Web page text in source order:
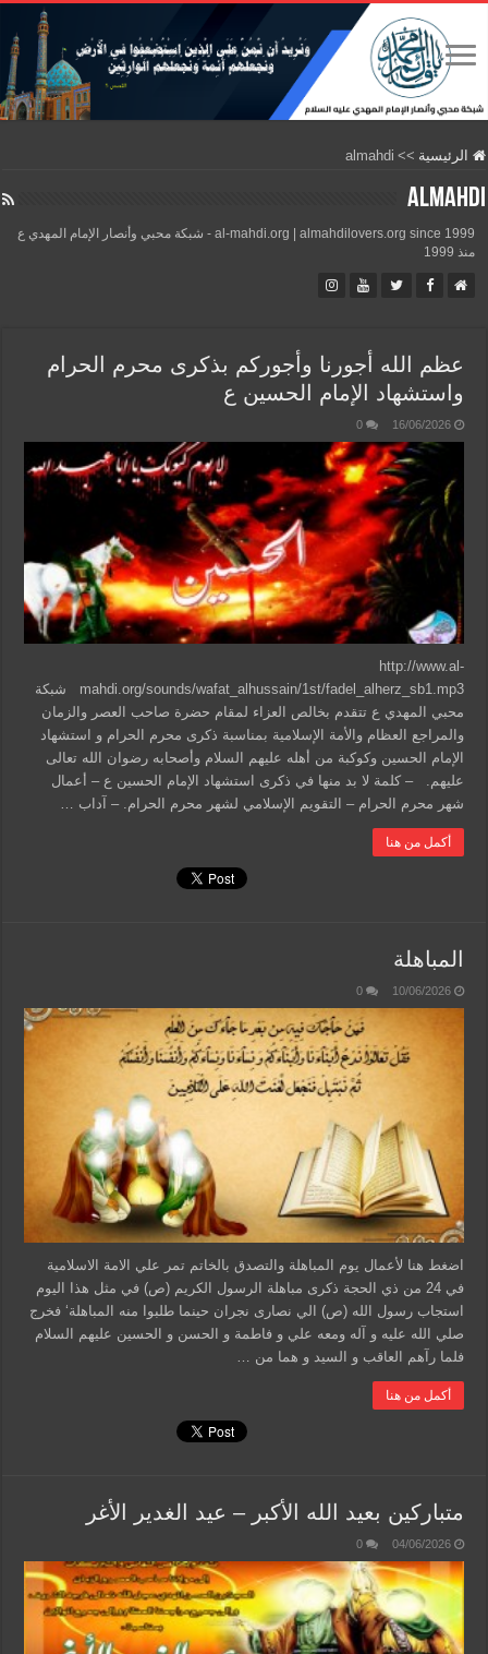
الرئيسية >>
almahdi
almahdi
al-mahdi.org | almahdilovers.org since 1999 - شبكة محبي وأنصار الإمام المهدي ع
منذ 1999
عظم الله أجورنا وأجوركم بذكرى محرم الحرام
واستشهاد الإمام الحسين ع
16/06/2026
0
http://www.al-
mahdi.org/sounds/wafat_alhussain/1st/fadel_alherz_sb1.mp3 شبكة
محبي المهدي ع تتقدم بخالص العزاء لمقام حضرة صاحب العصر والزمان
والمراجع العظام والأمة الإسلامية بمناسبة ذكرى محرم الحرام و استشهاد
الإمام الحسين وكوكبة من أهله عليهم السلام وأصحابه رضوان الله تعالى
عليهم. – كلمة لا بد منها في ذكرى استشهاد الإمام الحسين ع – أعمال
شهر محرم الحرام – التقويم الإسلامي لشهر محرم الحرام. – آداب …
أكمل من هنا
المباهلة
10/06/2026
0
اضغط هنا لأعمال يوم المباهلة والتصدق بالخاتم تمر علي الامة الاسلامية
في 24 من ذي الحجة ذكرى مباهلة الرسول الكريم (ص) في مثل هذا اليوم
استجاب رسول الله (ص) الي نصارى نجران حينما طلبوا منه المباهلة‘ فخرج
صلي الله عليه و آله ومعه علي و فاطمة و الحسن و الحسين عليهم السلام
فلما رآهم العاقب و السيد و هما من …
أكمل من هنا
متباركين بعيد الله الأكبر – عيد الغدير الأغر
04/06/2026
0